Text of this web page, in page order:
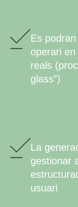
Es
operari
reals
glass”)
La
gestionar
usuari